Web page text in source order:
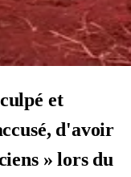
et
d'avoir
» lors du